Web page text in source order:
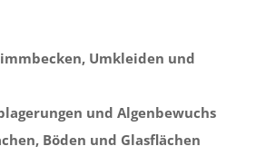
Umkleiden und
und Algenbewuchs
Böden und Glasflächen